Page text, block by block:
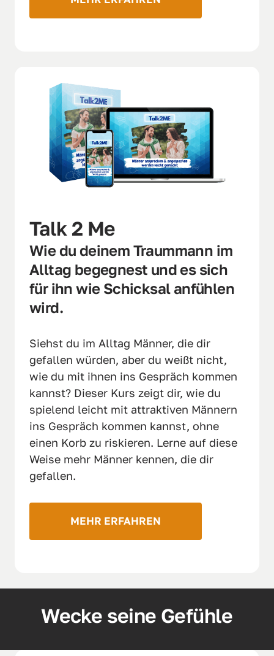
Talk 2 Me
Wie du deinem Traummann im
Alltag begegnest und es sich
für ihn wie Schicksal anfühlen
wird.
Siehst du im Alltag Männer, die dir
gefallen würden, aber du weißt nicht,
wie du mit ihnen ins Gespräch kommen
kannst? Dieser Kurs zeigt dir, wie du
spielend leicht mit attraktiven Männern
ins Gespräch kommen kannst, ohne
einen Korb zu riskieren. Lerne auf diese
Weise mehr Männer kennen, die dir
gefallen.
MEHR ERFAHREN
Wecke seine Gefühle